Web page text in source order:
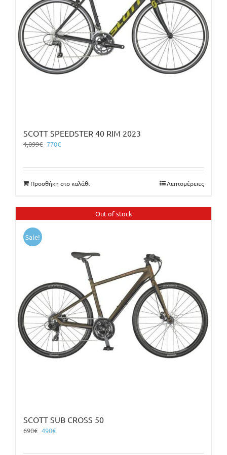
SCOTT SPEEDSTER 40 RIM 2023
1,099€ Original
770€Η
770€.
Προσθήκη στο καλάθι Λεπτομέρειες
Out of stock
Sale!
SCOTT SUB CROSS 50
690€ Original
490€Η